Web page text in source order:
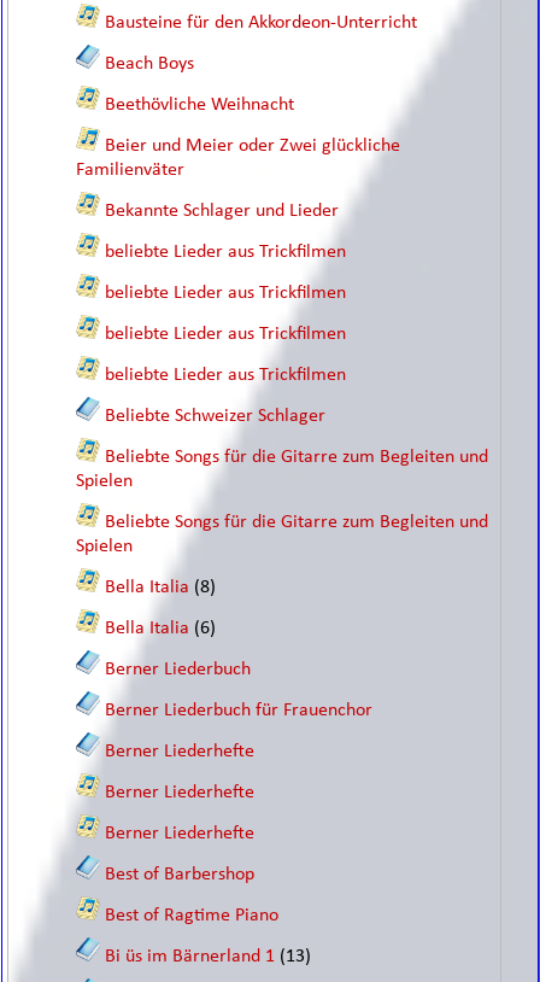
Bausteine für den Akkordeon-Unterricht
Beach Boys
Beethövliche Weihnacht
Beier und Meier oder Zwei glückliche
Familienväter
Bekannte Schlager und Lieder
beliebte Lieder aus Trickfilmen
beliebte Lieder aus Trickfilmen
beliebte Lieder aus Trickfilmen
beliebte Lieder aus Trickfilmen
Beliebte Schweizer Schlager
Beliebte Songs für die Gitarre zum Begleiten und
Spielen
Beliebte Songs für die Gitarre zum Begleiten und
Spielen
Bella Italia (8)
Bella Italia (6)
Berner Liederbuch
Berner Liederbuch für Frauenchor
Berner Liederhefte
Berner Liederhefte
Berner Liederhefte
Best of Barbershop
Best of Ragtime Piano
Bi üs im Bärnerland 1 (13)